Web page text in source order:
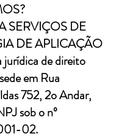
SERVIÇOS DE
DE APLICAÇÃO
jurídica de direito
em Rua
752, 2o Andar,
sob o nº
02.